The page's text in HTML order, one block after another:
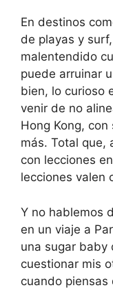
En destinos
de playas y
malentendido
puede arruinar
bien, lo curioso
venir de no
Hong Kong,
más. Total que,
con lecciones
lecciones valen
Y no hablemos
en un viaje a
una sugar baby
cuestionar mis
cuando piensas